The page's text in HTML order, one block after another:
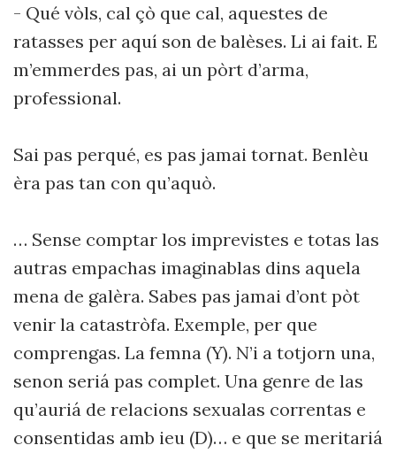
- Qué vòls, cal çò que cal, aquestes de
ratasses per aquí son de balèses. Li ai fait. E
m’emmerdes pas, ai un pòrt d’arma,
professional.
Sai pas perqué, es pas jamai tornat. Benlèu
èra pas tan con qu’aquò.
… Sense comptar los imprevistes e totas las
autras empachas imaginablas dins aquela
mena de galèra. Sabes pas jamai d’ont pòt
venir la catastròfa. Exemple, per que
comprengas. La femna (Y). N’i a totjorn una,
senon seriá pas complet. Una genre de las
qu’auriá de relacions sexualas correntas e
consentidas amb ieu (D)… e que se meritariá